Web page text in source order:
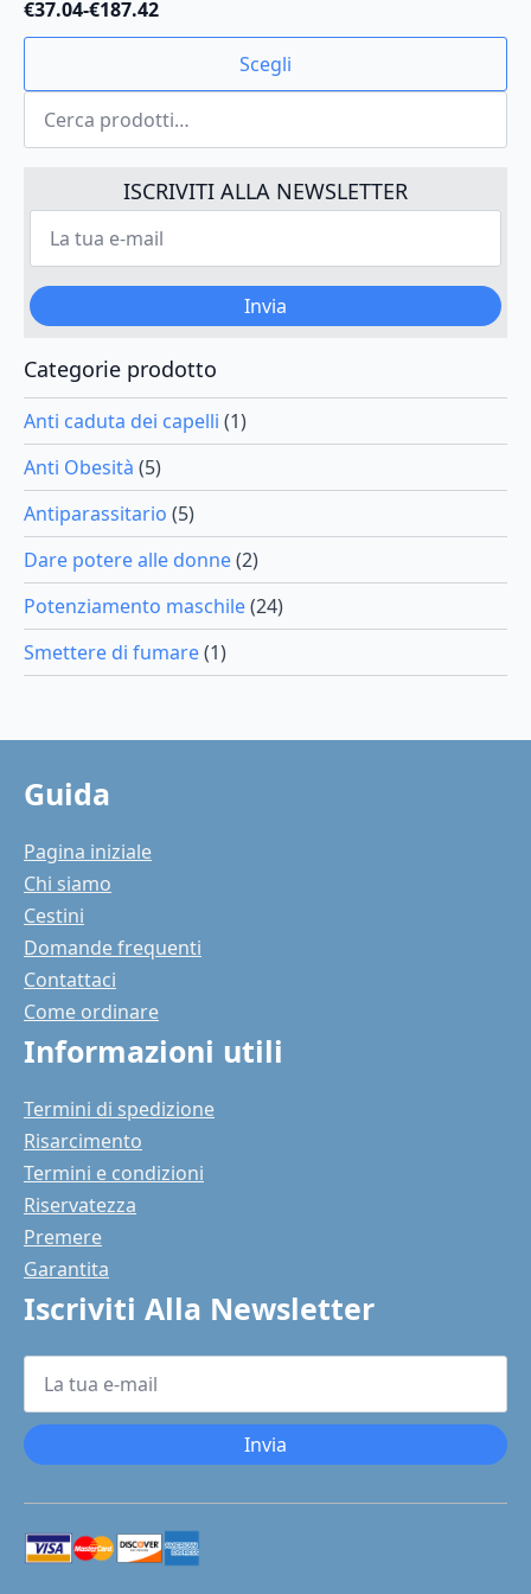
€37.04-€187.42
Fascia
di
da
€37.04
€187.42
Scegli
Questo
ha
più
varianti.
opzioni
possono
scelte
nella
del
prodotto
Cerca:
ISCRIVITI ALLA NEWSLETTER
La
tua
* Invia
Categorie prodotto
Anti caduta dei capelli (1)
Anti Obesità (5)
Antiparassitario (5)
Dare potere alle donne(2)
Potenziamento maschile(24)
Smettere di fumare(1)
Guida
Pagina iniziale
Chi siamo
Cestini
Domande frequenti
Contattaci
Come ordinare
Informazioni utili
Termini di spedizione
Risarcimento
Termini e condizioni
Riservatezza
Premere
Garantita
Iscriviti Alla Newsletter
La
tua
mail
* Invia